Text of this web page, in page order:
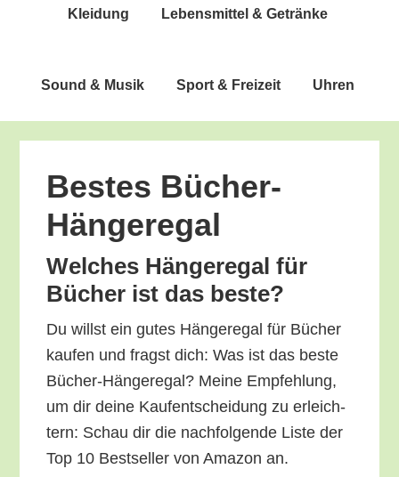
Klei­dung Lebens­mit­tel & Getränke
Sound & Musik Sport & Freizeit Uhren
Bes­tes Bücher-
Hängeregal
Wel­ches Hän­ge­re­gal für
Bücher ist das beste?
Du willst ein gutes Hän­ge­re­gal für Bücher
kau­fen und fragst dich: Was ist das bes­te
Bücher-Hän­ge­re­gal? Mei­ne Emp­feh­lung,
um dir dei­ne Kauf­ent­schei­dung zu erleich­
tern: Schau dir die nach­fol­gen­de Lis­te der
Top 10 Best­sel­ler von Ama­zon an.